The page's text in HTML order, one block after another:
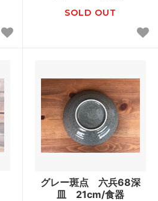
SOLD OUT
グレー斑点 六兵68深
皿 21cm/食器